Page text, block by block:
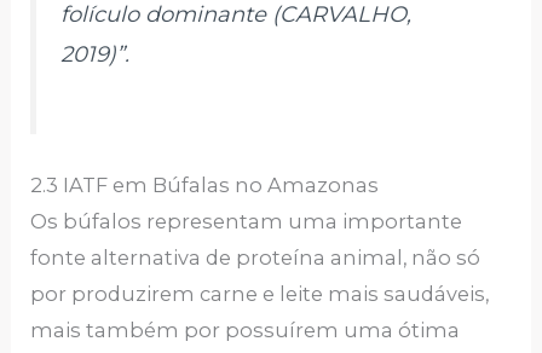
folículo dominante (CARVALHO,
2019)”.
2.3 IATF em Búfalas no Amazonas
Os búfalos representam uma importante
fonte alternativa de proteína animal, não só
por produzirem carne e leite mais saudáveis,
mais também por possuírem uma ótima